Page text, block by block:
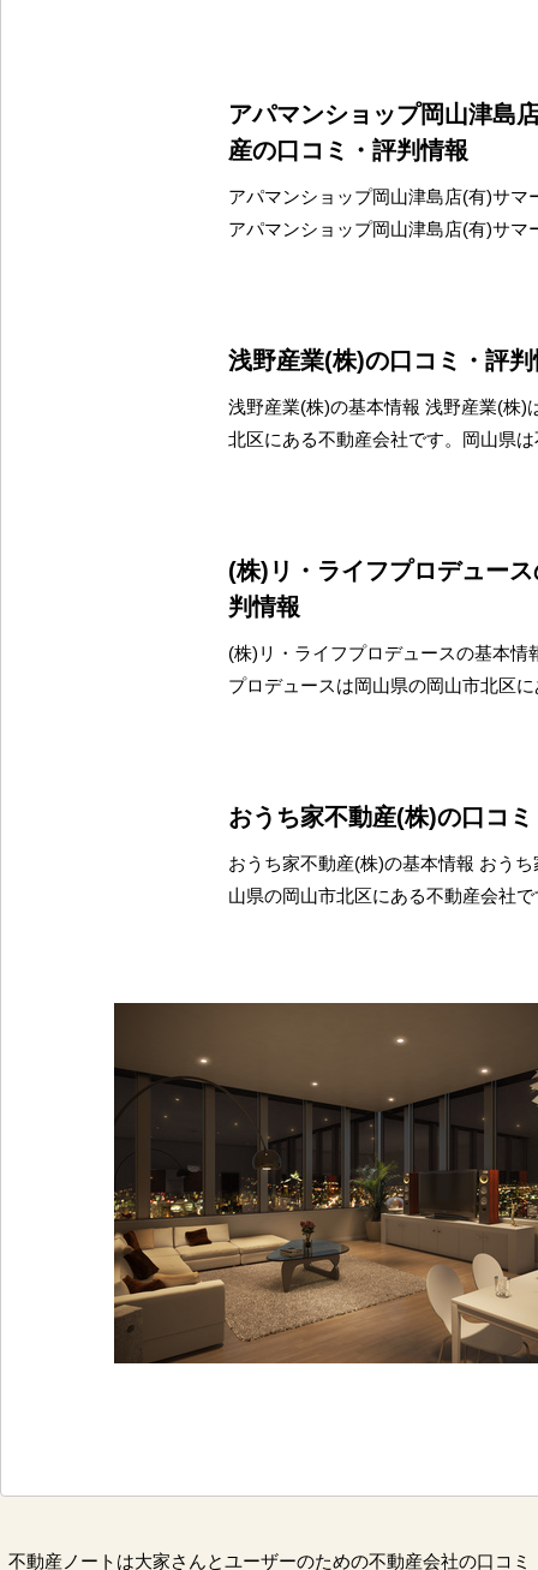
アパマンショップ岡山津島
産の口コミ・評判情報
アパマンショップ岡山津島店(有)サマ
アパマンショップ岡山津島店(有)サマ
浅野産業(株)の口コミ・評
浅野産業(株)の基本情報 浅野産業(株)
北区にある不動産会社です。岡山県
(株)リ・ライフプロデュー
判情報
(株)リ・ライフプロデュースの基本情
プロデュースは岡山県の岡山市北区
おうち家不動産(株)の口コ
おうち家不動産(株)の基本情報 おう
山県の岡山市北区にある不動産会社
不動産ノートは大家さんとユーザーのための不動産会社の口コミ